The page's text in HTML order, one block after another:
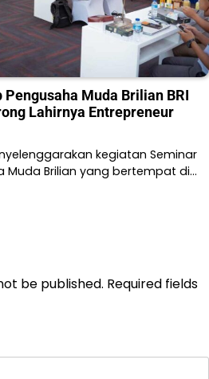
Muda Brilian BRI
Lahirnya Entrepreneur
kegiatan Seminar
Muda Brilian yang bertempat di…
be published. Required fields